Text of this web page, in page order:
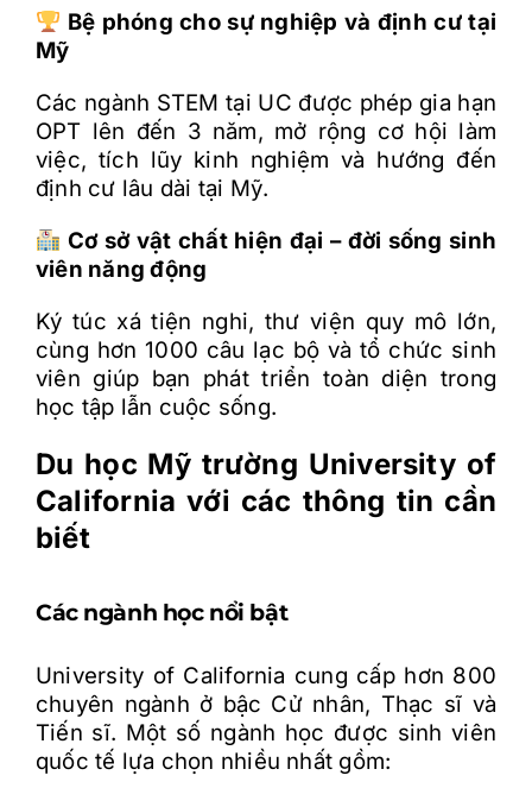
Bệ phóng cho sựnghiệp và định cưtại
Mỹ
Các ngành STEM tại UC được phép gia hạn
OPT lên đến 3 năm, mở rộng cơ hội làm
việc, tích lũy kinh nghiệm và hướng đến
định cư lâu dài tại Mỹ.
Cơsởvật chất hiện đại – đời sống sinh
viên năngđộng
Ký túc xá tiện nghi, thư viện quy mô lớn,
cùng hơn 1000 câu lạc bộ và tổ chức sinh
viên giúp bạn phát triển toàn diện trong
học tập lẫn cuộc sống.
Du học Mỹ trường University of
California với các thông tin cần
biết
Các ngành học nổi bật
University of California cung cấp hơn 800
chuyên ngành ở bậc Cửnhân, Thạc sĩ và
Tiến sĩ. Một số ngành học được sinh viên
quốc tế lựa chọn nhiều nhất gồm: